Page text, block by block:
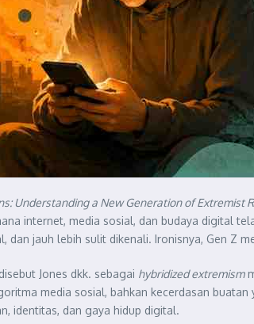
Understanding a New Generation of Extremist
internet, media sosial, dan budaya digital
dan jauh lebih sulit dikenali. Ironisnya, Gen Z
Jones dkk. sebagai hybridized extremism
media sosial, bahkan kecerdasan
identitas, dan gaya hidup digital.